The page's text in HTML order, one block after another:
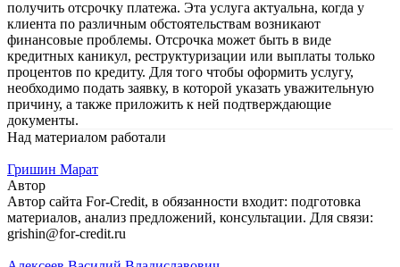
получить отсрочку платежа. Эта услуга актуальна, когда у
клиента по различным обстоятельствам возникают
финансовые проблемы. Отсрочка может быть в виде
кредитных каникул, реструктуризации или выплаты только
процентов по кредиту. Для того чтобы оформить услугу,
необходимо подать заявку, в которой указать уважительную
причину, а также приложить к ней подтверждающие
документы.
Над материалом работали
Гришин Марат
Автор
Автор сайта For-Credit, в обязанности входит: подготовка
материалов, анализ предложений, консультации. Для связи:
grishin@for-credit.ru